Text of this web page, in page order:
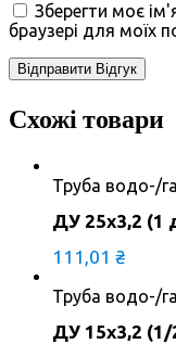
Зберегти моє
браузері для моїх
Схожі товари
Труба водо-/
ДУ 25х3,2 (1
111,01 ₴
Труба водо-/
ДУ 15х3,2